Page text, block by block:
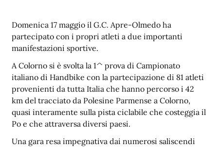
Domenica 17 maggio il G.C. Apre-Olmedo ha
partecipato con i propri atleti a due importanti
manifestazioni sportive.
A Colorno si è svolta la 1^ prova di Campionato
italiano di Handbike con la partecipazione di 81 atleti
provenienti da tutta Italia che hanno percorso i 42
km del tracciato da Polesine Parmense a Colorno,
quasi interamente sulla pista ciclabile che costeggia il
Po e che attraversa diversi paesi.
Una gara resa impegnativa dai numerosi saliscendi